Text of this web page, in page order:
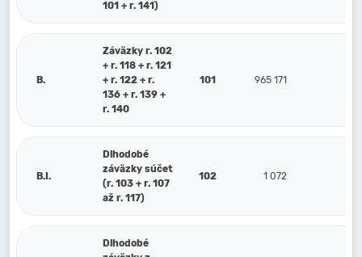
101 + r. 141)
B.
Záväzky r. 102
+ r. 118 + r. 121
+ r. 122 + r.
136 + r. 139 +
r. 140
101 965 171
B.I.
Dlhodobé
záväzky súčet
(r. 103 + r. 107
až r. 117)
102 1 072
Dlhodobé